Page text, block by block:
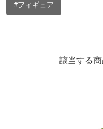
#フィギュア
該当する商